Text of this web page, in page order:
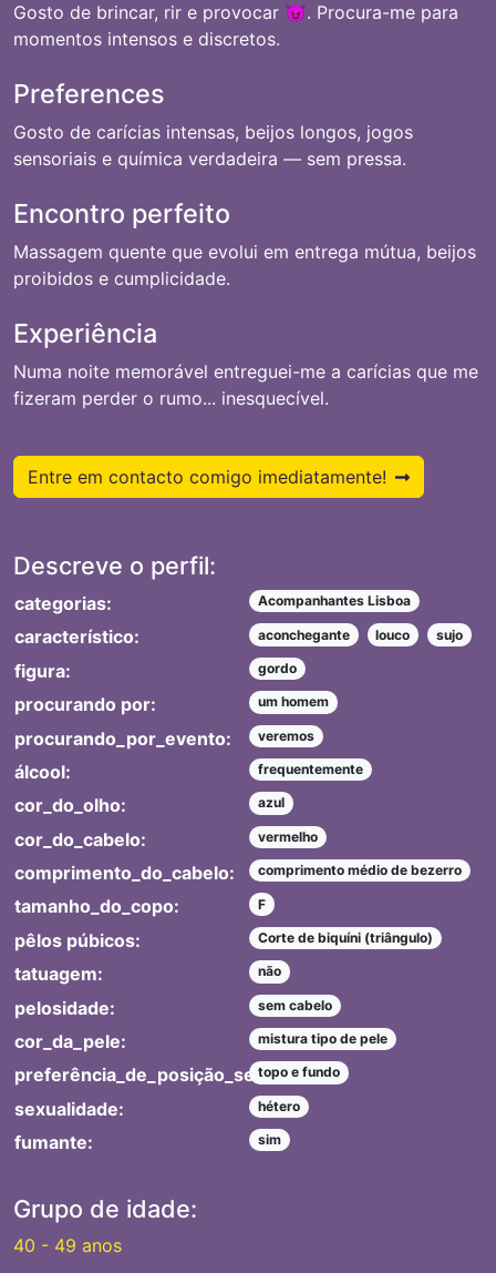
Gosto de brincar, rir e provocar 😈. Procura-me para
momentos intensos e discretos.
Preferences
Gosto de carícias intensas, beijos longos, jogos
sensoriais e química verdadeira — sem pressa.
Encontro perfeito
Massagem quente que evolui em entrega mútua, beijos
proibidos e cumplicidade.
Experiência
Numa noite memorável entreguei-me a carícias que me
fizeram perder o rumo... inesquecível.
Entre em contacto comigo imediatamente!
Descreve o perfil:
categorias: Acompanhantes Lisboa
característico: aconchegante louco sujo
figura: gordo
procurando por: um homem
procurando_por_evento: veremos
álcool: frequentemente
cor_do_olho: azul
cor_do_cabelo: vermelho
comprimento_do_cabelo: comprimento médio de bezerro
tamanho_do_copo: F
pêlos púbicos: Corte de biquíni (triângulo)
tatuagem: não
pelosidade: sem cabelo
cor_da_pele: mistura tipo de pele
preferência_de_posição_sexual:topo e fundo
sexualidade: hétero
fumante: sim
Grupo de idade:
40 - 49 anos